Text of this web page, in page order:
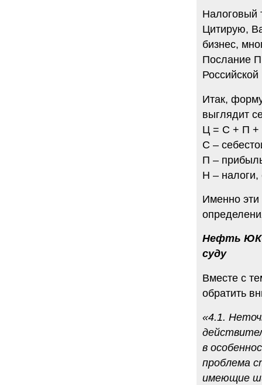
Налоговый
Цитирую,
бизнес,
Послание
Итак,
выглядит
Ц = С + П +
С –
П –
Н – налоги,
Именно
Нефть
суду
Вместе с
обратить
«4.1.
в
проблема
имеющие